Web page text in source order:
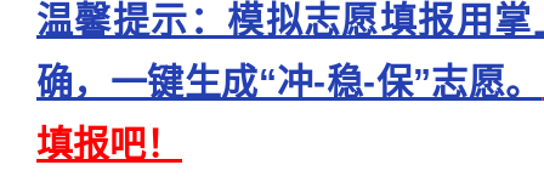
温馨提示：模拟志愿填报用
确，一键生成“冲-稳-保”志愿。
填报吧！